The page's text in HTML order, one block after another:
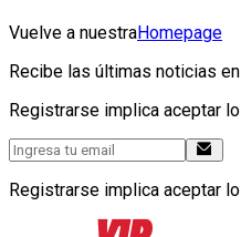
Vuelve a nuestraHomepage
Recibe las últimas noticias
Registrarse implica aceptar
Registrarse implica aceptar